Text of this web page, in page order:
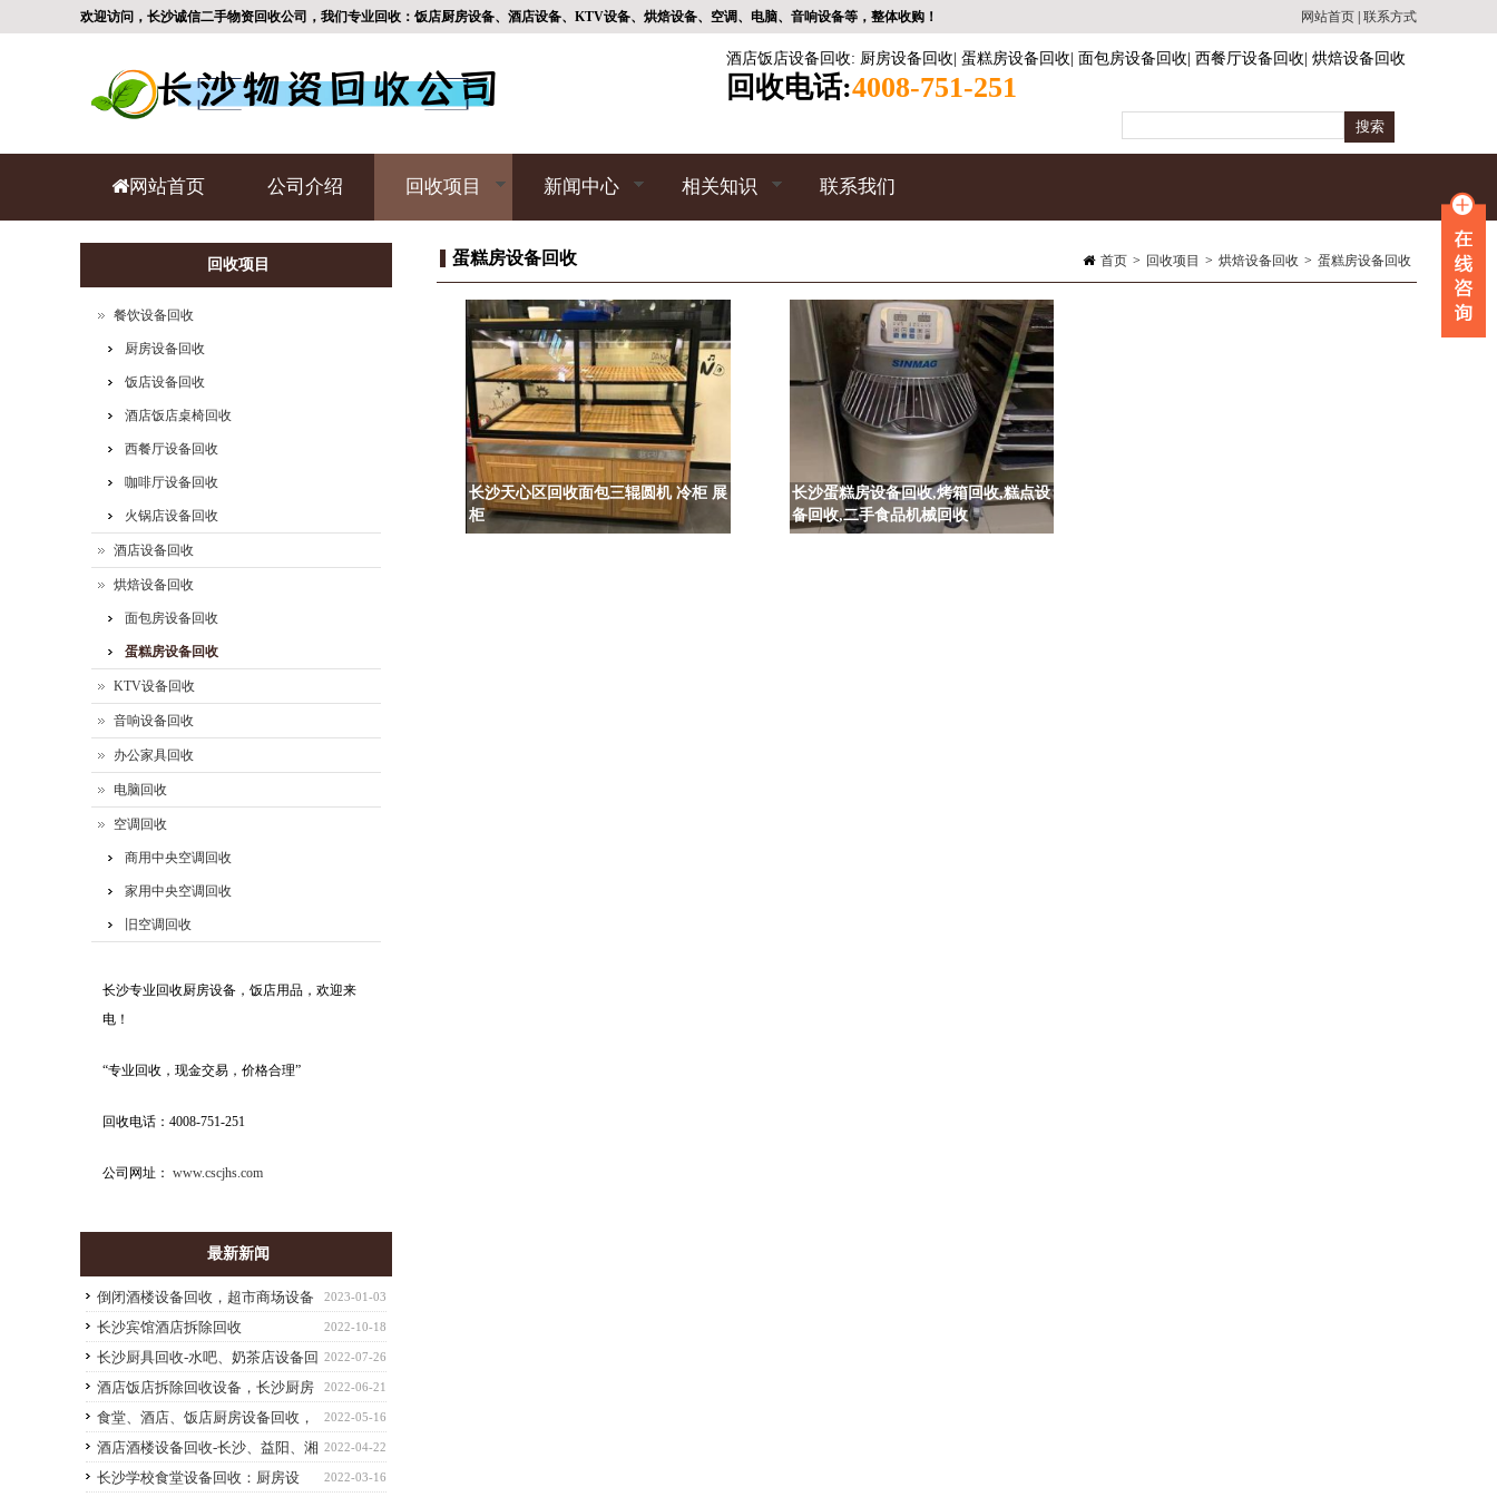
欢迎访问，长沙诚信二手物资回收公司，我们专业回收：饭店厨房设备、酒店设备、KTV设备、烘焙设备、空调、电脑、音响设备等，整体收购！ 网站首页 联系方式
酒店饭店设备回收: 厨房设备回收 蛋糕房设备回收 面包房设备回收 西餐厅设备回收 烘焙设备回收
回收电话:4008-751-251
网站首页 公司介绍 回收项目 新闻中心 相关知识 联系我们
首页 > 回收项目 > 烘焙设备回收 > 蛋糕房设备回收
蛋糕房设备回收
长沙天心区回收面包三辊圆机 冷柜 展
柜
长沙蛋糕房设备回收,烤箱回收,糕点设
备回收,二手食品机械回收
回收项目
餐饮设备回收
厨房设备回收
饭店设备回收
酒店饭店桌椅回收
西餐厅设备回收
咖啡厅设备回收
火锅店设备回收
酒店设备回收
烘焙设备回收
面包房设备回收
蛋糕房设备回收
KTV设备回收
音响设备回收
办公家具回收
电脑回收
空调回收
商用中央空调回收
家用中央空调回收
旧空调回收
长沙专业回收厨房设备，饭店用品，欢迎来
电！
“专业回收，现金交易，价格合理”
回收电话：4008-751-251
公司网址： www.cscjhs.com
最新新闻
2023-01-03
倒闭酒楼设备回收，超市商场设备
回收-长沙高价整体回收单位废旧物资2022-10-18
长沙宾馆酒店拆除回收
2022-07-26
长沙厨具回收-水吧、奶茶店设备回
收，饭店设备回收
2022-06-21
酒店饭店拆除回收设备，长沙厨房
设备回收
2022-05-16
食堂、酒店、饭店厨房设备回收，
厨具回收，工厂设备回收
2022-04-22
酒店酒楼设备回收-长沙、益阳、湘
潭、株洲等拆除回收酒店设备
2022-03-16
长沙学校食堂设备回收：厨房设